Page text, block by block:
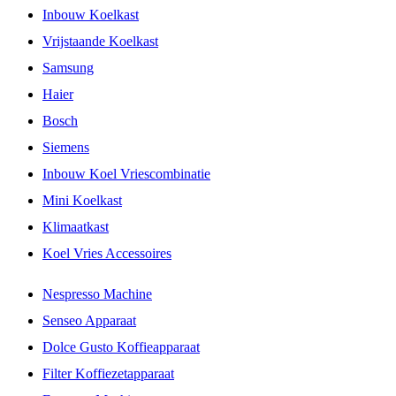
Inbouw Koelkast
Vrijstaande Koelkast
Samsung
Haier
Bosch
Siemens
Inbouw Koel Vriescombinatie
Mini Koelkast
Klimaatkast
Koel Vries Accessoires
Nespresso Machine
Senseo Apparaat
Dolce Gusto Koffieapparaat
Filter Koffiezetapparaat